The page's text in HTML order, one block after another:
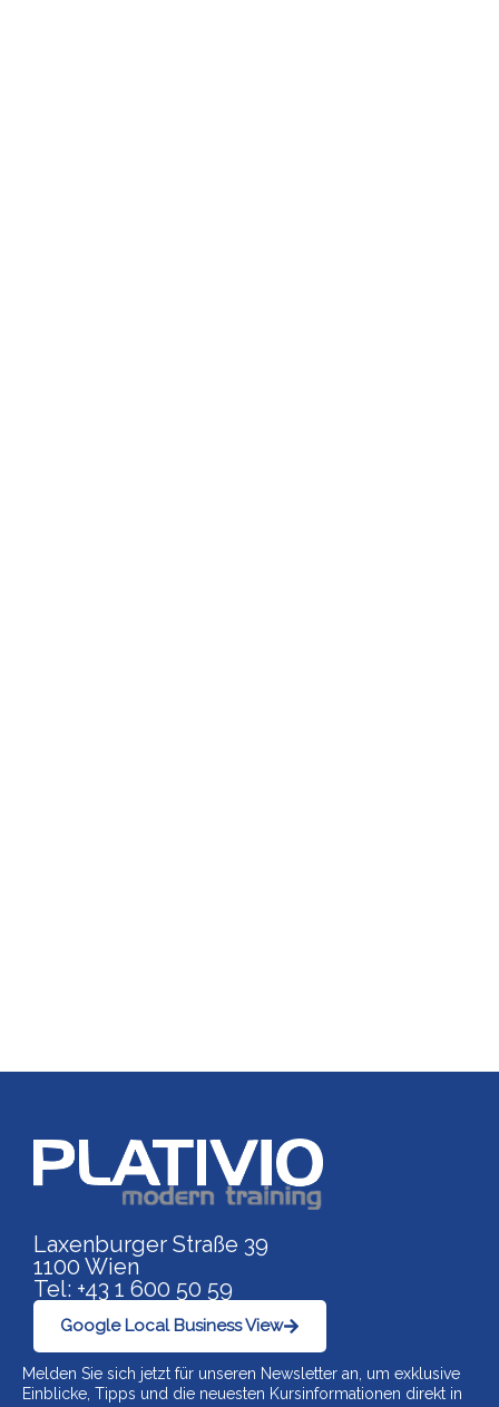
Link zu https://
Laxenburger Straße 39
1100 Wien
Tel: +43 1 600 50 59
Google Local Business View
Melden Sie sich jetzt für unseren Newsletter an, um exklusive
Einblicke, Tipps und die neuesten Kursinformationen direkt in